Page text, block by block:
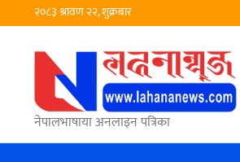
२०८३ श्रावण २२, शुक्रबार
नेपालभाषाया अनलाइन पत्रिका